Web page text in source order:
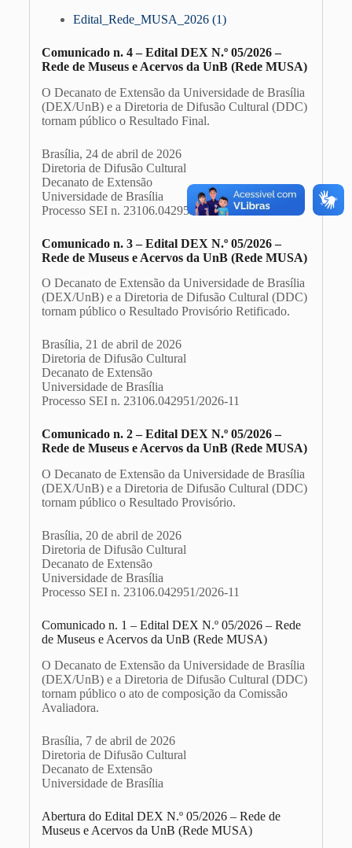
Edital_Rede_MUSA_2026 (1)
Comunicado n. 4 – Edital DEX N.º 05/2026 –
Rede de Museus e Acervos da UnB (Rede MUSA)
O Decanato de Extensão da Universidade de Brasília
(DEX/UnB) e a Diretoria de Difusão Cultural (DDC)
tornam público o Resultado Final.
Brasília, 24 de abril de 2026
Diretoria de Difusão Cultural
Decanato de Extensão
Universidade de Brasília
Processo SEI n. 23106.042951/2026-11
Comunicado n. 3 – Edital DEX N.º 05/2026 –
Rede de Museus e Acervos da UnB (Rede MUSA)
O Decanato de Extensão da Universidade de Brasília
(DEX/UnB) e a Diretoria de Difusão Cultural (DDC)
tornam público o Resultado Provisório Retificado.
Brasília, 21 de abril de 2026
Diretoria de Difusão Cultural
Decanato de Extensão
Universidade de Brasília
Processo SEI n. 23106.042951/2026-11
Comunicado n. 2 – Edital DEX N.º 05/2026 –
Rede de Museus e Acervos da UnB (Rede MUSA)
O Decanato de Extensão da Universidade de Brasília
(DEX/UnB) e a Diretoria de Difusão Cultural (DDC)
tornam público o Resultado Provisório.
Brasília, 20 de abril de 2026
Diretoria de Difusão Cultural
Decanato de Extensão
Universidade de Brasília
Processo SEI n. 23106.042951/2026-11
Comunicado n. 1 – Edital DEX N.º 05/2026 – Rede
de Museus e Acervos da UnB (Rede MUSA)
O Decanato de Extensão da Universidade de Brasília
(DEX/UnB) e a Diretoria de Difusão Cultural (DDC)
tornam público o ato de composição da Comissão
Avaliadora.
Brasília, 7 de abril de 2026
Diretoria de Difusão Cultural
Decanato de Extensão
Universidade de Brasília
Abertura do Edital DEX N.º 05/2026 – Rede de
Museus e Acervos da UnB (Rede MUSA)